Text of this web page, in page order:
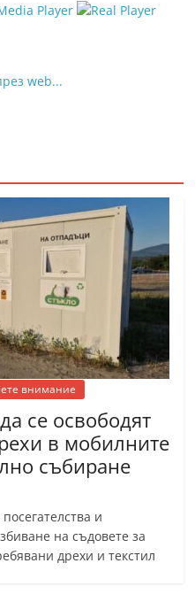
web...
внимание
се освободят
в мобилните
събиране
и
на съдовете за
дрехи и текстил